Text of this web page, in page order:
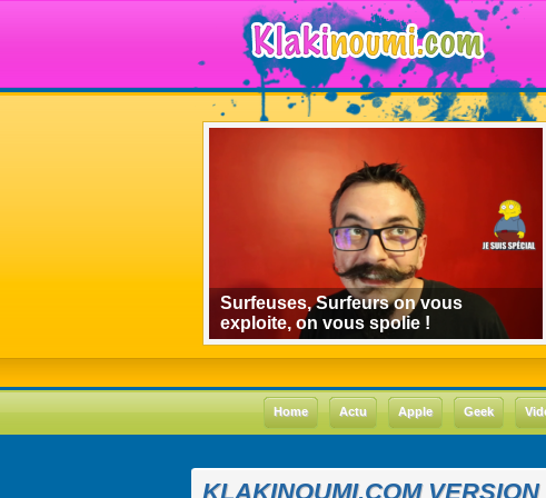
Surfeuses, Surfeurs on vous
exploite, on vous spolie !
Home Actu Apple Geek
KLAKINOUMI.COM VERSION